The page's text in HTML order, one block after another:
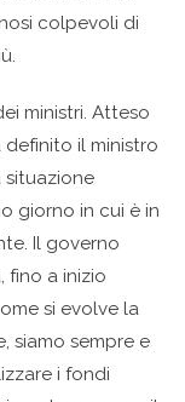
colpevoli di
ministri. Atteso
definito il ministro
situazione
giorno in cui è in
Il governo
fino a inizio
si evolve la
siamo sempre e
i fondi